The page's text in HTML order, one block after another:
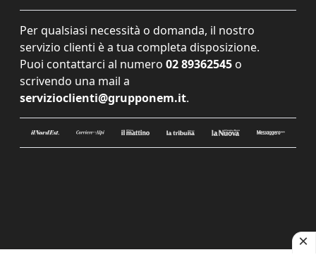
Per qualsiasi necessità o domanda, il nostro
servizio clienti è a tua completa disposizione.
Puoi contattarci al numero 02 89362545 o
scrivendo una mail a
servizioclienti@grupponem.it.